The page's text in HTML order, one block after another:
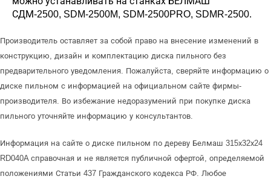
СДМ-2500, SDM-2500M, SDM-2500PRO, SDMR-2500.
Производитель оставляет за собой право на внесение изменений в
конструкцию, дизайн и комплектацию диска пильного без
предварительного уведомления. Пожалуйста, сверяйте информацию о
диске пильном с информацией на официальном сайте фирмы-
производителя. Во избежание недоразумений при покупке диска
пильного уточняйте информацию у консультантов.
Информация на сайте о диске пильном по дереву Белмаш 315х32х24
RD040A справочная и не является публичной офертой, определяемой
положениями Статьи 437 Гражданского кодекса РФ. Любое